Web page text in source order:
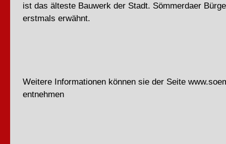
ist das älteste Bauwerk der Stadt. Sömmerdaer
erstmals erwähnt.
Weitere Informationen können sie der Seite
entnehmen